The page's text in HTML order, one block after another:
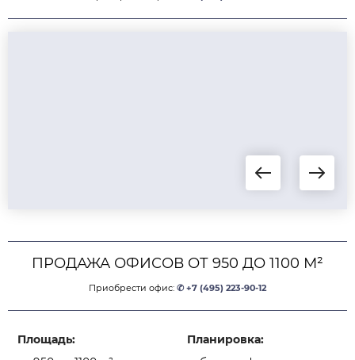
ПРОДАЖА ОФИСОВ ОТ 950 ДО 1100 М²
Приобрести офис: ✆ +7 (495) 223-90-12
Площадь:
Планировка: